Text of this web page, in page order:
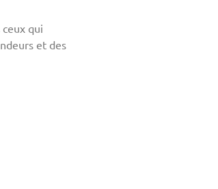
qui
et des